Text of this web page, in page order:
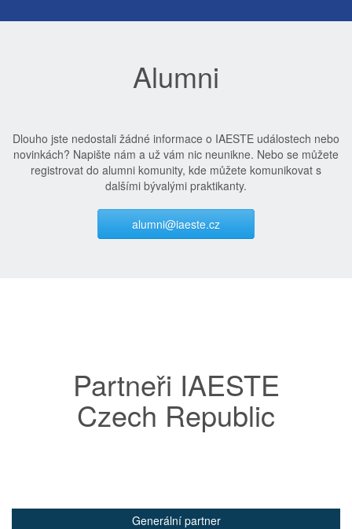
Alumni
Dlouho jste nedostali žádné informace o IAESTE událostech nebo
novinkách? Napište nám a už vám nic neunikne. Nebo se můžete
registrovat do alumni komunity, kde můžete komunikovat s
dalšími bývalými praktikanty.
alumni@iaeste.cz
Partneři IAESTE
Czech Republic
Generální partner